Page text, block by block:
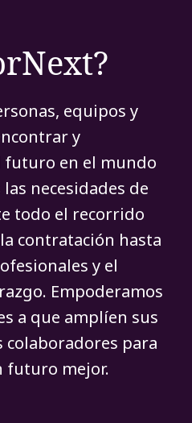
equipos y
y
futuro en el mundo
necesidades de
todo el recorrido
contratación hasta
y el
Empoderamos
a que amplíen sus
colaboradores para
futuro mejor.